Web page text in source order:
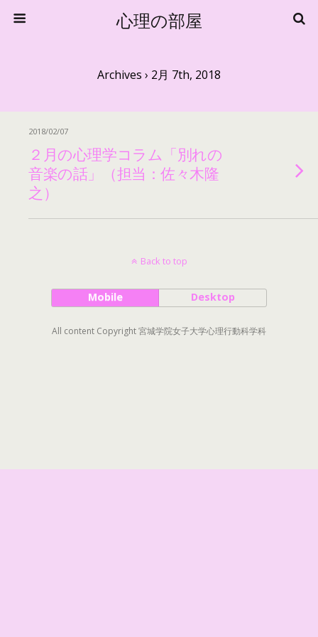
心理の部屋
Archives › 2月 7th, 2018
2018/02/07
２月の心理学コラム「別れの
音楽の話」（担当：佐々木隆
之）
Back to top
Mobile Desktop
All content Copyright 宮城学院女子大学心理行動科学科